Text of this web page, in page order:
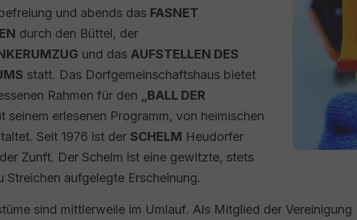
und abends das FASNET
durch den Büttel, der
und das AUFSTELLEN DES
statt. Das Dorfgemeinschaftshaus bietet
Rahmen für den
„BALL DER
seinem erlesenen Programm, von heimischen
Seit 1976 ist der SCHELM Heudorfer
Zunft. Der Schelm ist eine gewitzte, stets
Streichen aufgelegte Erscheinung.
sind mittlerweile im Umlauf. Als Mitglied der